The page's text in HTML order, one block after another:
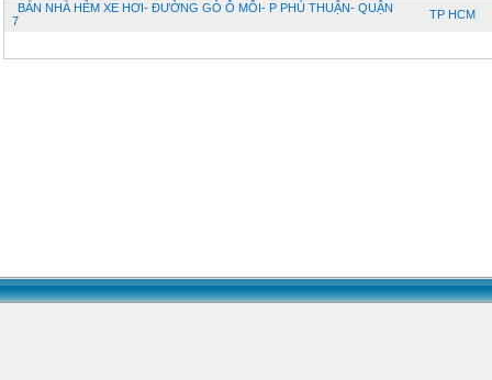
BÁN NHÀ HẺM XE HƠI- ĐƯỜNG GÒ Ô MÔI- P PHÚ THUẬN- QUẬN
7
TP HCM